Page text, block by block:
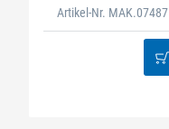
Artikel-Nr. MAK.07487